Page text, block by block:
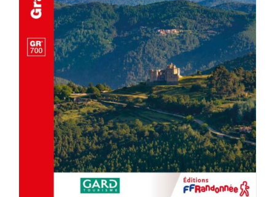
ACHETER LE PRODUIT / DÉTAILS